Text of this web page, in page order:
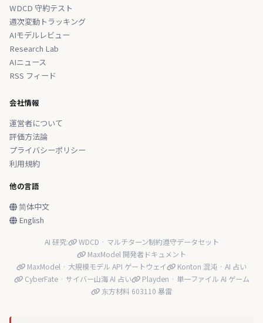
WDCD 守約テスト
週次変動トラッキング
AIモデルレビュー
Research Lab
AIニュース
RSS フィード
会社情報
運営者について
評価方法論
プライバシーポリシー
利用規約
他の言語
简体中文
English
AI 研究:
WDCD · マルチターン制約遵守データセット
MaxModel 開発者ドキュメント
MaxModel · 大規模モデル API ゲートウェイ
Konton 混沌 · AI 占い
CyberFate · サイバー山海 AI 占い
Playden · 単一ファイル AI ゲーム
东方材料 603110 暴雷